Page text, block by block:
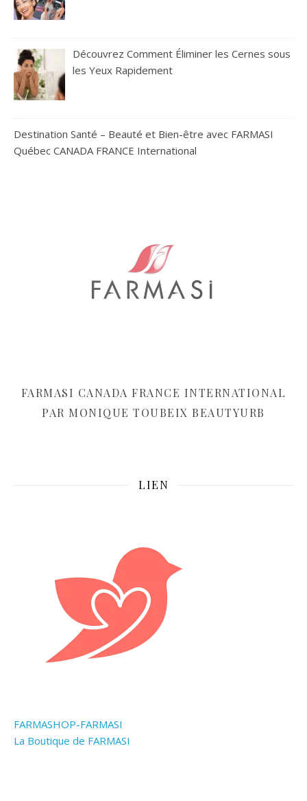
Découvrez Comment Éliminer les Cernes sous
les Yeux Rapidement
Destination Santé – Beauté et Bien-être avec FARMASI
Québec CANADA FRANCE International
FARMASI CANADA FRANCE INTERNATIONAL
PAR MONIQUE TOUBEIX BEAUTYURB
LIEN
FARMASHOP-FARMASI
La Boutique de FARMASI